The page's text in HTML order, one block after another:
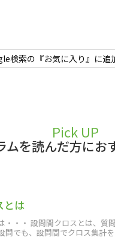
検索の『お気に入り』に追
Pick UP
ムを読んだ方にお
とは
・・・ 設問間クロスとは、質
問でも、設問間でクロス集計